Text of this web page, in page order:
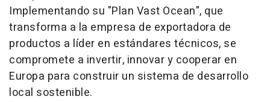
Implementando su "Plan Vast Ocean", que
transforma a la empresa de exportadora de
productos a líder en estándares técnicos, se
compromete a invertir, innovar y cooperar en
Europa para construir un sistema de desarrollo
local sostenible.